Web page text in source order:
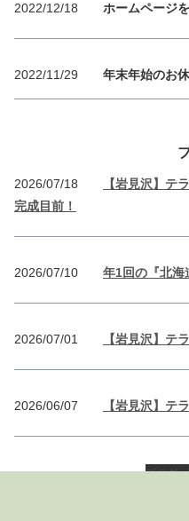
2022/12/18 ホームページ
2022/11/29 年末年始のお
2026/07/18
【岩見沢】テ
完成目前！
2026/07/10 年1回の『北海
2026/07/01 【岩見沢】テ
2026/06/07 【岩見沢】テ
ブログ